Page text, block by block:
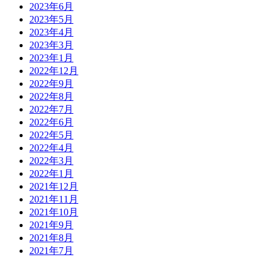
2023年6月
2023年5月
2023年4月
2023年3月
2023年1月
2022年12月
2022年9月
2022年8月
2022年7月
2022年6月
2022年5月
2022年4月
2022年3月
2022年1月
2021年12月
2021年11月
2021年10月
2021年9月
2021年8月
2021年7月